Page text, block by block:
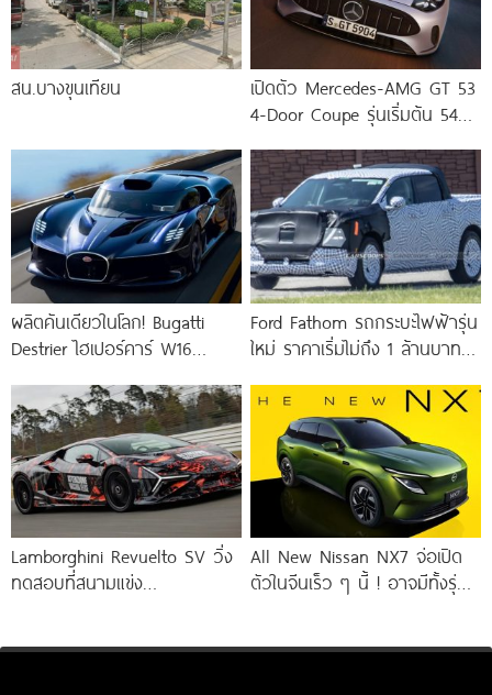
สน.บางขุนเทียน
เปิดตัว Mercedes-AMG GT 53
4-Door Coupe รุ่นเริ่มต้น 544
ผลิตคันเดียวในโลก! Bugatti
Destrier ไฮเปอร์คาร์ W16
จากรถแข่ง Bugatti
Ford Fathom รถกระบะไฟฟ้ารุ่น
ใหม่ ราคาเริ่มไม่ถึง 1 ล้านบาท !
Lamborghini Revuelto SV วิ่ง
ทดสอบที่สนามแข่ง
All New Nissan NX7 จ่อเปิด
ตัวในจีนเร็ว ๆ นี้ ! อาจมีทั้งรุ่น